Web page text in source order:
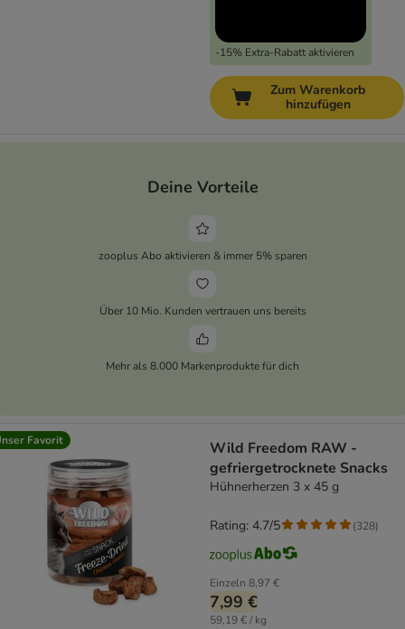
-15% Extra-Rabatt aktivieren
Zum Warenkorb
hinzufügen
Deine Vorteile
zooplus Abo aktivieren & immer 5% sparen
Über 10 Mio. Kunden vertrauen uns bereits
Mehr als 8.000 Markenprodukte für dich
Favorit
Wild Freedom RAW -
gefriergetrocknete Snacks
Hühnerherzen 3 x 45 g
Einzeln 8,97 €
7,99 €
59,19 € / kg
Rating: 4.7/5 (328)